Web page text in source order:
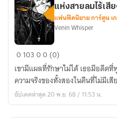
“Shadow
the
Silent
Wind
แห่งสายลมไร้เสีย
แฟนฟิคนิยาย การ์ตูน เ
Venin Whisper
010300 (0)
เขามีแผลที่รักษาไม่ได้ เธอมีอดีต
ความจริงของทั้งสองในคืนที่ไม่มีเสี
อัปเดตล่าสุด 20 พ.ย. 68 / 11:53 น.